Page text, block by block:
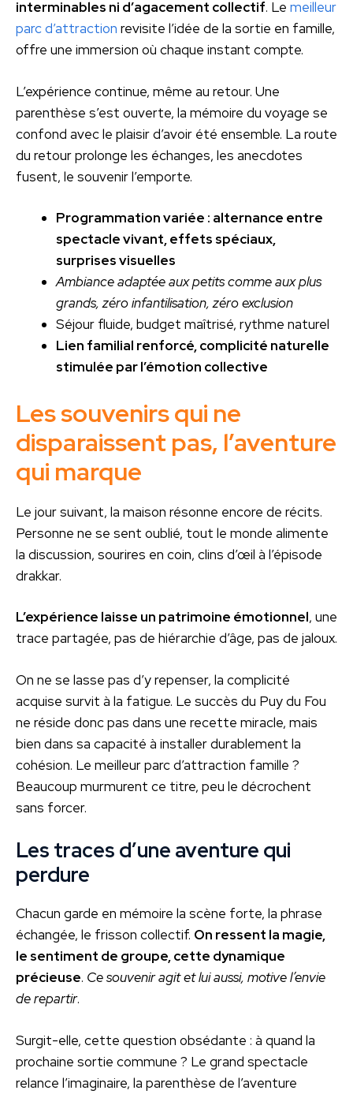
interminables ni d’agacement collectif. Le meilleur
parc d’attraction revisite l’idée de la sortie en famille,
offre une immersion où chaque instant compte.
L’expérience continue, même au retour. Une
parenthèse s’est ouverte, la mémoire du voyage se
confond avec le plaisir d’avoir été ensemble. La route
du retour prolonge les échanges, les anecdotes
fusent, le souvenir l’emporte.
Programmation variée : alternance entre
spectacle vivant, effets spéciaux,
surprises visuelles
Ambiance adaptée aux petits comme aux plus
grands, zéro infantilisation, zéro exclusion
Séjour fluide, budget maîtrisé, rythme naturel
Lien familial renforcé, complicité naturelle
stimulée par l’émotion collective
Les souvenirs qui ne
disparaissent pas, l’aventure
qui marque
Le jour suivant, la maison résonne encore de récits.
Personne ne se sent oublié, tout le monde alimente
la discussion, sourires en coin, clins d’œil à l’épisode
drakkar.
L’expérience laisse un patrimoine émotionnel, une
trace partagée, pas de hiérarchie d’âge, pas de jaloux.
On ne se lasse pas d’y repenser, la complicité
acquise survit à la fatigue. Le succès du Puy du Fou
ne réside donc pas dans une recette miracle, mais
bien dans sa capacité à installer durablement la
cohésion. Le meilleur parc d’attraction famille ?
Beaucoup murmurent ce titre, peu le décrochent
sans forcer.
Les traces d’une aventure qui
perdure
Chacun garde en mémoire la scène forte, la phrase
échangée, le frisson collectif. On ressent la magie,
le sentiment de groupe, cette dynamique
précieuse. Ce souvenir agit et lui aussi, motive l’envie
de repartir.
Surgit-elle, cette question obsédante : à quand la
prochaine sortie commune ? Le grand spectacle
relance l’imaginaire, la parenthèse de l’aventure